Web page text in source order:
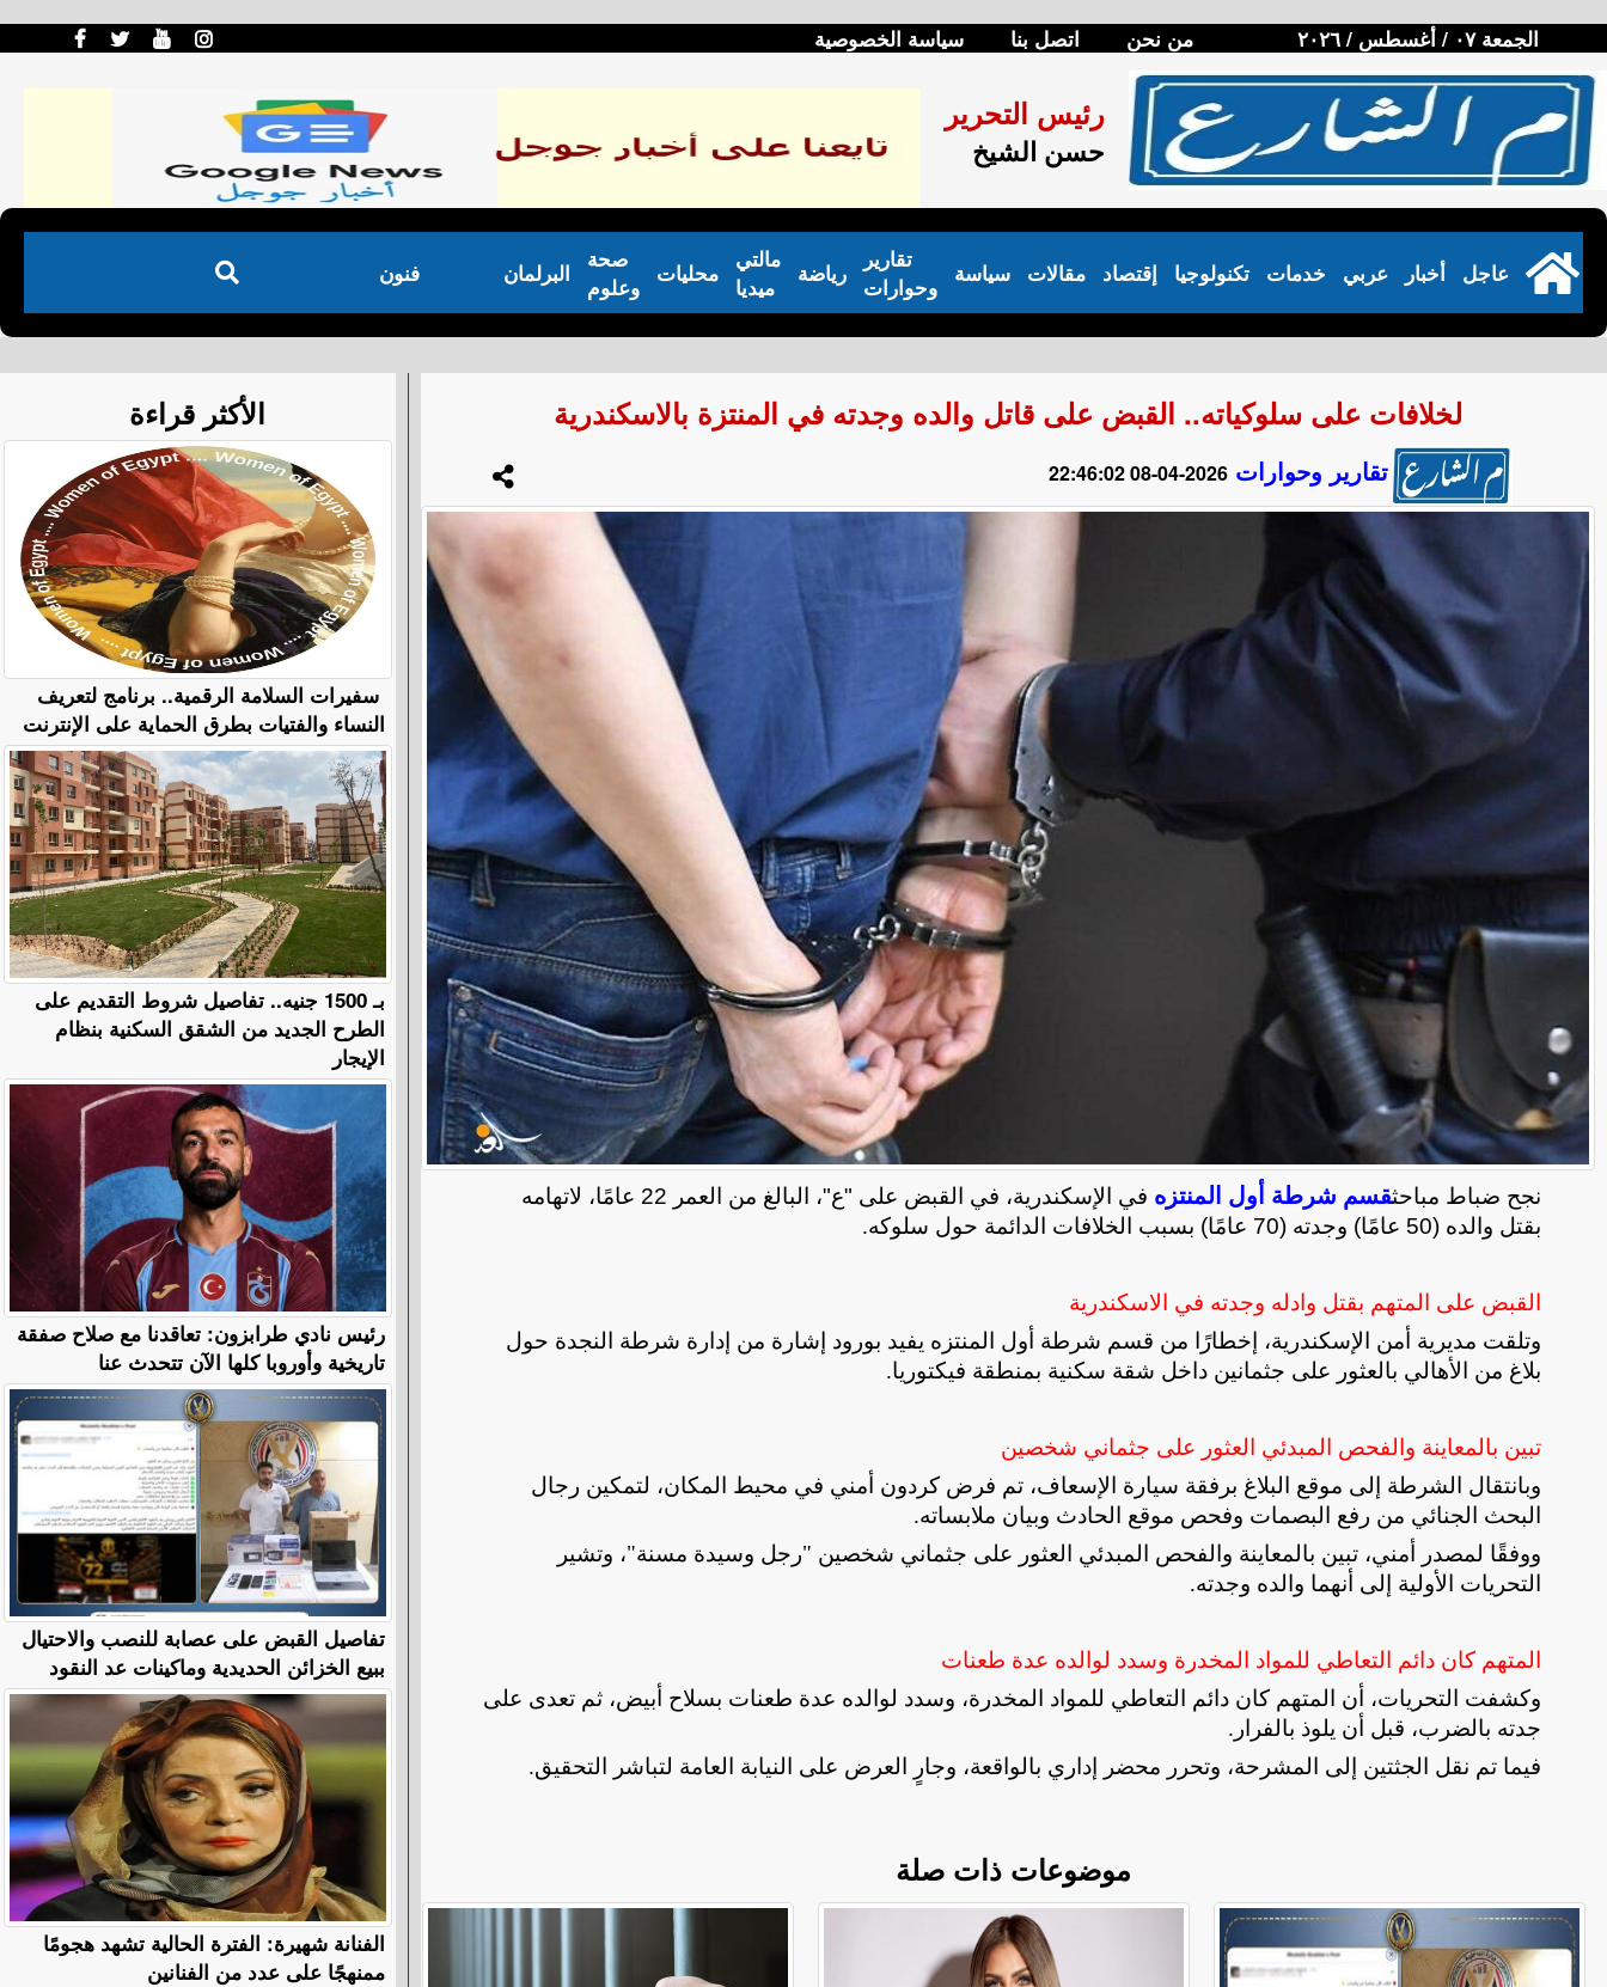
الجمعة ٠٧ / أغسطس / ٢٠٢٦ من نحن اتصل بنا سياسة الخصوصية
رئيس التحرير
حسن الشيخ
فنون البرلمان
صحة
وعلوم
محليات
مالتي
ميديا
رياضة
تقارير
وحوارات
سياسة مقالات إقتصاد تكنولوجيا خدمات عربي أخبار عاجل
لخلافات على سلوكياته.. القبض على قاتل والده وجدته في المنتزة بالاسكندرية
تقارير وحوارات 2026-04-08 22:46:02
نجح ضباط مباحثقسم شرطة أول المنتزه
في الإسكندرية، في القبض على "ع"، البالغ من العمر 22 عامًا، لاتهامه
بقتل والده (50 عامًا) وجدته (70 عامًا) بسبب الخلافات الدائمة حول سلوكه
.
القبض على المتهم بقتل وادله وجدته في الاسكندرية
وتلقت مديرية أمن الإسكندرية، إخطارًا من قسم شرطة أول المنتزه يفيد بورود إشارة من إدارة شرطة النجدة حول
بلاغ من الأهالي بالعثور على جثمانين داخل شقة سكنية بمنطقة فيكتوريا.
تبين بالمعاينة والفحص المبدئي العثور على جثماني شخصين
وبانتقال الشرطة إلى موقع البلاغ برفقة سيارة الإسعاف، تم فرض كردون أمني في محيط المكان، لتمكين رجال
البحث الجنائي من رفع البصمات وفحص موقع الحادث وبيان ملابساته.
ووفقًا لمصدر أمني، تبين بالمعاينة والفحص المبدئي العثور على جثماني شخصين "رجل وسيدة مسنة"، وتشير
التحريات الأولية إلى أنهما والده وجدته.
المتهم كان دائم التعاطي للمواد المخدرة وسدد لوالده عدة طعنات
وكشفت التحريات، أن المتهم كان دائم التعاطي للمواد المخدرة، وسدد لوالده عدة طعنات بسلاح أبيض، ثم تعدى على
جدته بالضرب، قبل أن يلوذ بالفرار .
فيما تم نقل الجثتين إلى المشرحة، وتحرر محضر إداري بالواقعة، وجارٍ العرض على النيابة العامة لتباشر التحقيق.
موضوعات ذات صلة
الأكثر قراءة
سفيرات السلامة الرقمية.. برنامج لتعريف
النساء والفتيات بطرق الحماية على الإنترنت
بـ 1500 جنيه.. تفاصيل شروط التقديم على
الطرح الجديد من الشقق السكنية بنظام
الإيجار
رئيس نادي طرابزون: تعاقدنا مع صلاح صفقة
تاريخية وأوروبا كلها الآن تتحدث عنا
تفاصيل القبض على عصابة للنصب والاحتيال
ببيع الخزائن الحديدية وماكينات عد النقود
الفنانة شهيرة: الفترة الحالية تشهد هجومًا
ممنهجًا على عدد من الفنانين